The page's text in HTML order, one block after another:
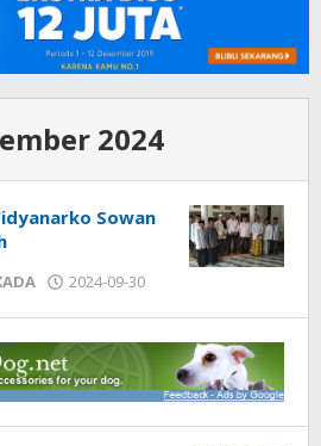
2024
Sowan
2024-09-30